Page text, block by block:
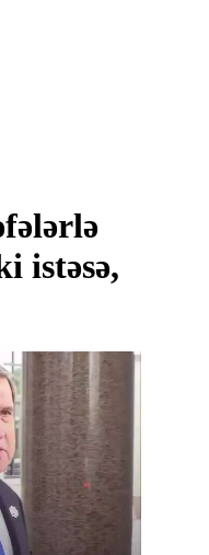
istəsə,